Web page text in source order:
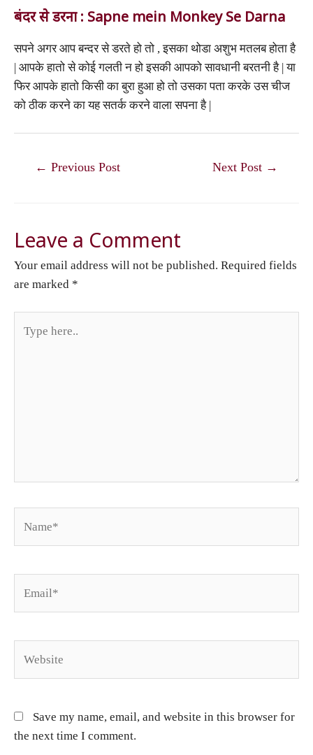
बंदर से डरना : Sapne mein Monkey Se Darna
सपने अगर आप बन्दर से डरते हो तो , इसका थोडा अशुभ मतलब होता है
| आपके हातो से कोई गलती न हो इसकी आपको सावधानी बरतनी है | या
फिर आपके हातो किसी का बुरा हुआ हो तो उसका पता करके उस चीज
को ठीक करने का यह सतर्क करने वाला सपना है |
← Previous Post Next Post →
Leave a Comment
Your email address will not be published. Required fields
are marked *
here..
Save my name, email, and website in this browser for
the next time I comment.